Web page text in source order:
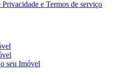
e Termos de serviço
seu Imóvel